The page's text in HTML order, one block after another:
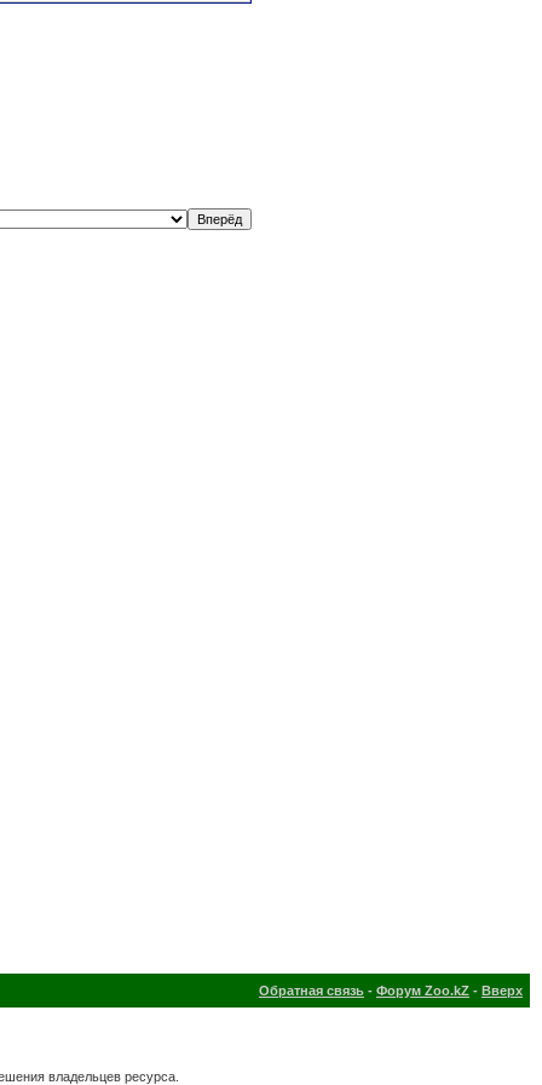
Обратная связь - Форум Zoo.kZ - Вверх
владельцев ресурса.